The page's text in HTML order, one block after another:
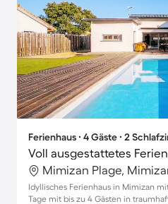
Ferienhaus ∙ 4 Gäste ∙ 2
Mimizan Plage,
Idyllisches Ferienhaus in Mimizan
Tage mit bis zu 4 Gästen in